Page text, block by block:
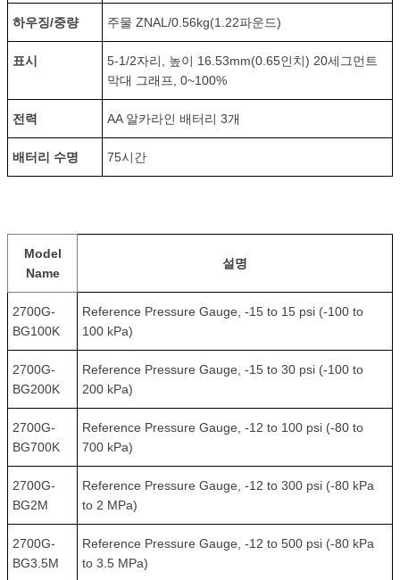
하우징/중량 주물 ZNAL/0.56kg(1.22파운드)
표시
5-1/2자리, 높이 16.53mm(0.65인치) 20세그먼트
막대 그래프, 0~100%
전력 AA 알카라인 배터리 3개
배터리 수명 75시간
Model
Name
설명
2700G-
BG100K
Reference Pressure Gauge, -15 to 15 psi (-100 to
100 kPa)
2700G-
BG200K
Reference Pressure Gauge, -15 to 30 psi (-100 to
200 kPa)
2700G-
BG700K
Reference Pressure Gauge, -12 to 100 psi (-80 to
700 kPa)
2700G-
BG2M
Reference Pressure Gauge, -12 to 300 psi (-80 kPa
to 2 MPa)
2700G-
BG3.5M
Reference Pressure Gauge, -12 to 500 psi (-80 kPa
to 3.5 MPa)